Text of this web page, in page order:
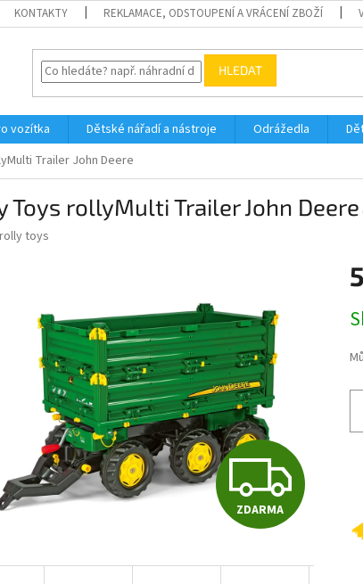
KONTAKTY REKLAMACE, ODSTOUPENÍ A VRÁCENÍ ZBOŽÍ
HLEDAT
vozítka Dětské nářadí a nástroje Odrážedla
Trailer John Deere
Toys rollyMulti Trailer John Deere
rolly toys
Z
D
ZDARMA